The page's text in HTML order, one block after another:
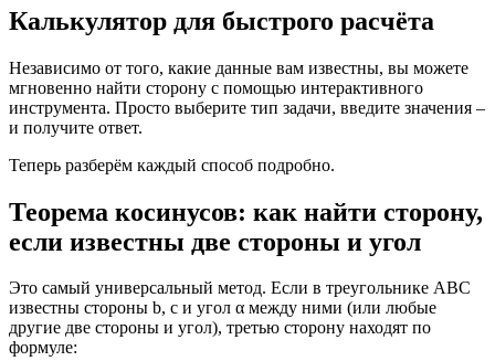
Калькулятор для быстрого расчёта
Независимо от того, какие данные вам известны, вы можете
мгновенно найти сторону с помощью интерактивного
инструмента. Просто выберите тип задачи, введите значения –
и получите ответ.
Теперь разберём каждый способ подробно.
Теорема косинусов: как найти сторону,
если известны две стороны и угол
Это самый универсальный метод. Если в треугольнике ABC
известны стороны b, c и угол α между ними (или любые
другие две стороны и угол), третью сторону находят по
формуле: